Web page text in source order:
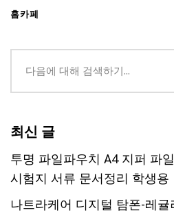
홈카페
최신 글
투명 파일파우치 A4 지퍼 파
시험지 서류 문서정리 학생용
나트라케어 디지털 탐폰-레